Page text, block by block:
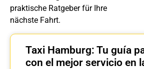
praktische Ratgeber für Ihre
nächste Fahrt.
Taxi Hamburg: Tu guía
con el mejor servicio en